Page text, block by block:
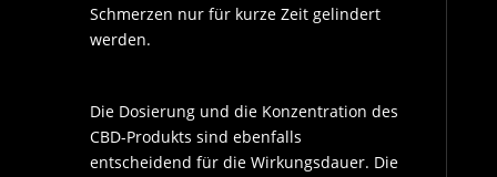
Schmerzen nur für kurze Zeit gelindert
werden.
Die Dosierung und die Konzentration des
CBD-Produkts sind ebenfalls
entscheidend für die Wirkungsdauer. Die